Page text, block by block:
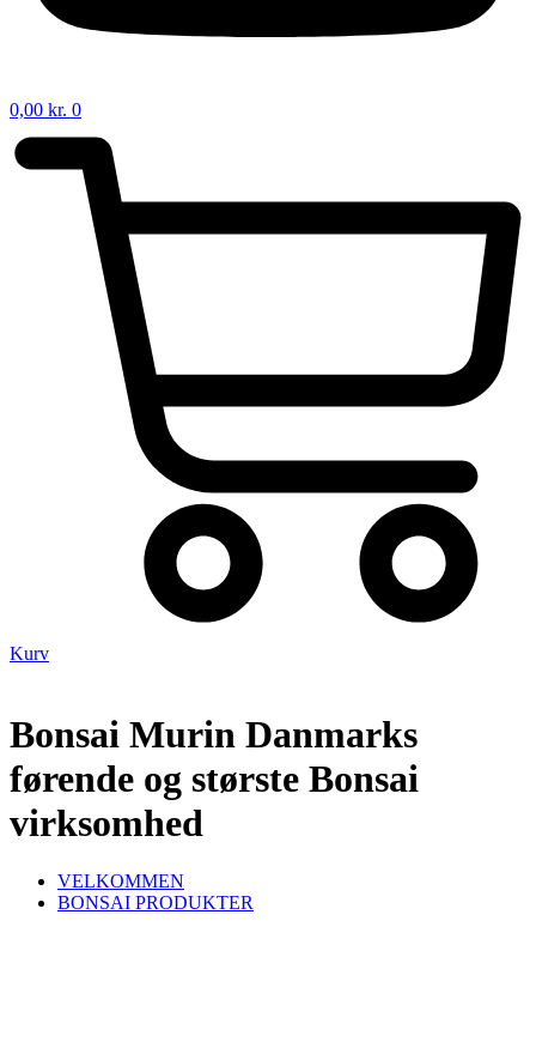
0,00 kr. 0
Kurv
Bonsai Murin Danmarks
førende og største Bonsai
virksomhed
VELKOMMEN
BONSAI PRODUKTER